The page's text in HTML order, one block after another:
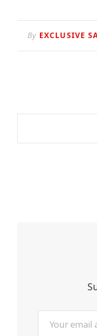
By EXCLUSIVE